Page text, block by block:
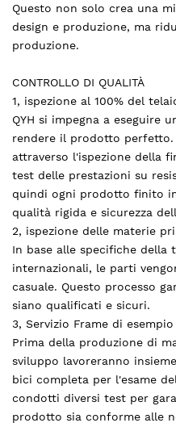
Questo non solo crea una
design e produzione, ma
produzione.
CONTROLLO DI QUALITÀ
1, ispezione al 100% del
QYH si impegna a eseguire
rendere il prodotto perfetto.
attraverso l'ispezione della
test delle prestazioni su
quindi ogni prodotto finito
qualità rigida e sicurezza
2, ispezione delle materie
In base alle specifiche della
internazionali, le parti
casuale. Questo processo
siano qualificati e sicuri.
3, Servizio Frame di esempio
Prima della produzione di
sviluppo lavoreranno
bici completa per l'esame
condotti diversi test per
prodotto sia conforme alle